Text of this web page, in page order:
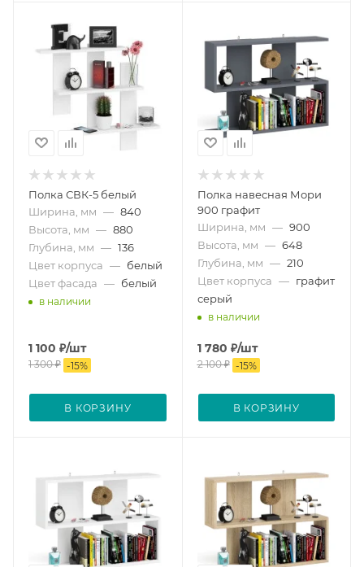
Полка СВК-5 белый
Ширина, мм — 840
Высота, мм — 880
Глубина, мм — 136
Цвет корпуса — белый
Цвет фасада — белый
в наличии
1 100 ₽/шт
1 300₽ -15%
В КОРЗИНУ
Полка навесная Мори
900 графит
Ширина, мм — 900
Высота, мм — 648
Глубина, мм — 210
Цвет корпуса — графит
серый
в наличии
1 780 ₽/шт
2 100₽ -15%
В КОРЗИНУ